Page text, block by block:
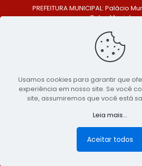
PREFEITURA MUNICIPAL: Palácio
Celso Maciel
Centro, São Bento do Una - PE.
TELEFONE: (81) 99548-
E-MAIL:
Copyright 2021-2026 - Assessoria
Prefeitura de São Bento do
publicidadeLumusWeb -
Usamos cookies para garantir que
experiência em nosso site. Se você
site, assumiremos que você está
Leia mais...
Aceitar todos